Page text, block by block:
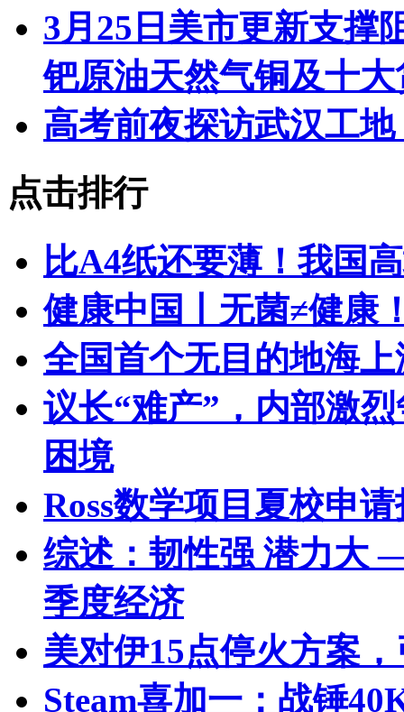
3月25日美市更新支撑
钯原油天然气铜及十
高考前夜探访武汉工
点击排行
比A4纸还要薄！我国
健康中国丨无菌≠健康
全国首个无目的地海
议长“难产”，内部激
困境
Ross数学项目夏校申
综述：韧性强 潜力大
季度经济
美对伊15点停火方案
Steam喜加一：战锤